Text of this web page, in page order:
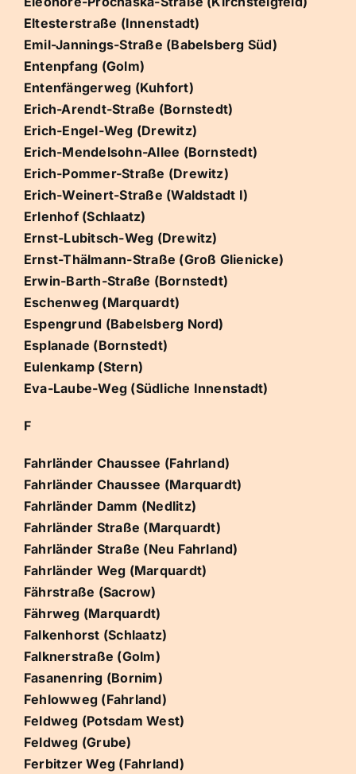
Eltesterstraße (Innenstadt)
Emil-Jannings-Straße (Babelsberg Süd)
Entenpfang (Golm)
Entenfängerweg (Kuhfort)
Erich-Arendt-Straße (Bornstedt)
Erich-Engel-Weg (Drewitz)
Erich-Mendelsohn-Allee (Bornstedt)
Erich-Pommer-Straße (Drewitz)
Erich-Weinert-Straße (Waldstadt I)
Erlenhof (Schlaatz)
Ernst-Lubitsch-Weg (Drewitz)
Ernst-Thälmann-Straße (Groß Glienicke)
Erwin-Barth-Straße (Bornstedt)
Eschenweg (Marquardt)
Espengrund (Babelsberg Nord)
Esplanade (Bornstedt)
Eulenkamp (Stern)
Eva-Laube-Weg (Südliche Innenstadt)
F
Fahrländer Chaussee (Fahrland)
Fahrländer Chaussee (Marquardt)
Fahrländer Damm (Nedlitz)
Fahrländer Straße (Marquardt)
Fahrländer Straße (Neu Fahrland)
Fahrländer Weg (Marquardt)
Fährstraße (Sacrow)
Fährweg (Marquardt)
Falkenhorst (Schlaatz)
Falknerstraße (Golm)
Fasanenring (Bornim)
Fehlowweg (Fahrland)
Feldweg (Potsdam West)
Feldweg (Grube)
Ferbitzer Weg (Fahrland)